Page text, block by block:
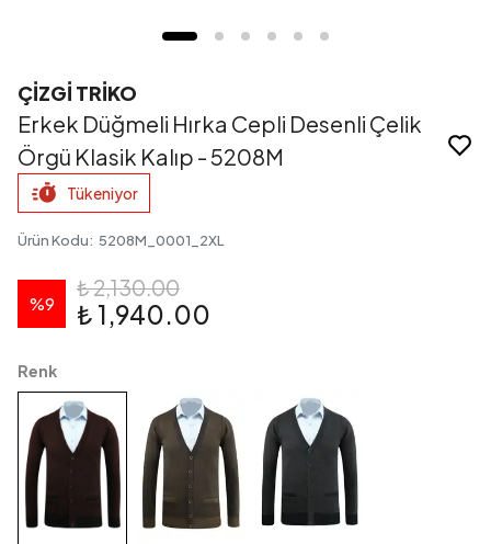
ÇİZGİ TRİKO
Erkek Düğmeli Hırka Cepli Desenli Çelik
Örgü Klasik Kalıp - 5208M
Tükeniyor
Ürün Kodu: 5208M_0001_2XL
%9
₺ 2,130.00
₺ 1,940.00
Renk